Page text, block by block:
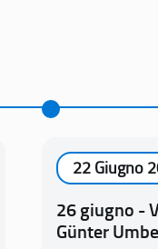
22 Giugno
26 giugno -
Günter